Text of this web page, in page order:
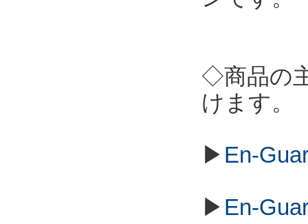
◇商品の
けます。
▶ En-
▶ En-